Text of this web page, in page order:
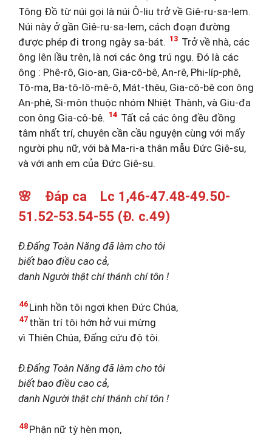
Tông Đồ từ núi gọi là núi Ô-liu trở về Giê-ru-sa-lem.
Núi này ở gần Giê-ru-sa-lem, cách đoạn đường
được phép đi trong ngày sa-bát. 13 Trở về nhà, các
ông lên lầu trên, là nơi các ông trú ngụ. Đó là các
ông : Phê-rô, Gio-an, Gia-cô-bê, An-rê, Phi-líp-phê,
Tô-ma, Ba-tô-lô-mê-ô, Mát-thêu, Gia-cô-bê con ông
An-phê, Si-môn thuộc nhóm Nhiệt Thành, và Giu-đa
con ông Gia-cô-bê. 14 Tất cả các ông đều đồng
tâm nhất trí, chuyên cần cầu nguyện cùng với mấy
người phụ nữ, với bà Ma-ri-a thân mẫu Đức Giê-su,
và với anh em của Đức Giê-su.
🌸 Đáp ca Lc 1,46-47.48-49.50-
51.52-53.54-55 (Đ. c.49)
Đ.Đấng Toàn Năng đã làm cho tôi
biết bao điều cao cả,
danh Người thật chí thánh chí tôn !
46 Linh hồn tôi ngợi khen Đức Chúa,
47 thần trí tôi hớn hở vui mừng
vì Thiên Chúa, Đấng cứu độ tôi.
Đ.Đấng Toàn Năng đã làm cho tôi
biết bao điều cao cả,
danh Người thật chí thánh chí tôn !
48 Phận nữ tỳ hèn mọn,